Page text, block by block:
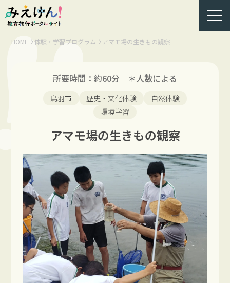
HOME 体験・学習プログラム アマモ場の生きもの観察
所要時間：約60分 ＊人数による
鳥羽市 歴史・文化体験
自然体験
環境学習
アマモ場の生きもの観察